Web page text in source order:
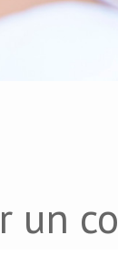
un